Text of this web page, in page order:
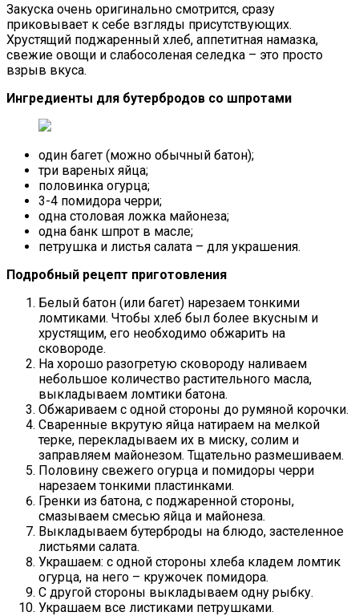
Закуска очень оригинально смотрится, сразу
приковывает к себе взгляды присутствующих.
Хрустящий поджаренный хлеб, аппетитная намазка,
свежие овощи и слабосоленая селедка – это просто
взрыв вкуса.
Ингредиенты для бутербродов со шпротами
один багет (можно обычный батон);
три вареных яйца;
половинка огурца;
3-4 помидора черри;
одна столовая ложка майонеза;
одна банк шпрот в масле;
петрушка и листья салата – для украшения.
Подробный рецепт приготовления
Белый батон (или багет) нарезаем тонкими
ломтиками. Чтобы хлеб был более вкусным и
хрустящим, его необходимо обжарить на
сковороде.
На хорошо разогретую сковороду наливаем
небольшое количество растительного масла,
выкладываем ломтики батона.
Обжариваем с одной стороны до румяной корочки.
Сваренные вкрутую яйца натираем на мелкой
терке, перекладываем их в миску, солим и
заправляем майонезом. Тщательно размешиваем.
Половину свежего огурца и помидоры черри
нарезаем тонкими пластинками.
Гренки из батона, с поджаренной стороны,
смазываем смесью яйца и майонеза.
Выкладываем бутерброды на блюдо, застеленное
листьями салата.
Украшаем: с одной стороны хлеба кладем ломтик
огурца, на него – кружочек помидора.
С другой стороны выкладываем одну рыбку.
Украшаем все листиками петрушками.